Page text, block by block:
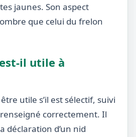
jaunes. Son aspect
que celui du frelon
il utile à
utile s’il est sélectif, suivi
correctement. Il
déclaration d’un nid